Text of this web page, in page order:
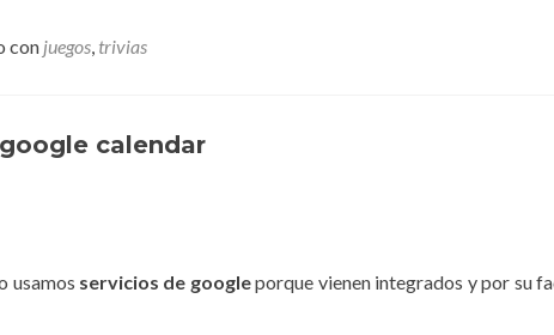
con juegos, trivias
calendar
usamos servicios de googleporque vienen integrados y por su